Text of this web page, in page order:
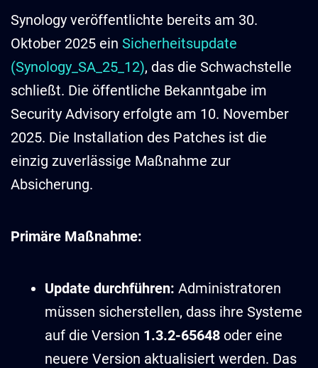
Synology veröffentlichte bereits am 30.
Oktober 2025 ein Sicherheitsupdate
(Synology_SA_25_12), das die Schwachstelle
schließt. Die öffentliche Bekanntgabe im
Security Advisory erfolgte am 10. November
2025. Die Installation des Patches ist die
einzig zuverlässige Maßnahme zur
Absicherung.
Primäre Maßnahme:
Update durchführen: Administratoren
müssen sicherstellen, dass ihre Systeme
auf die Version 1.3.2-65648 oder eine
neuere Version aktualisiert werden. Das